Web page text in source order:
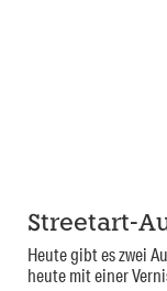
Streetart-
Heute gibt es zwei
heute mit einer